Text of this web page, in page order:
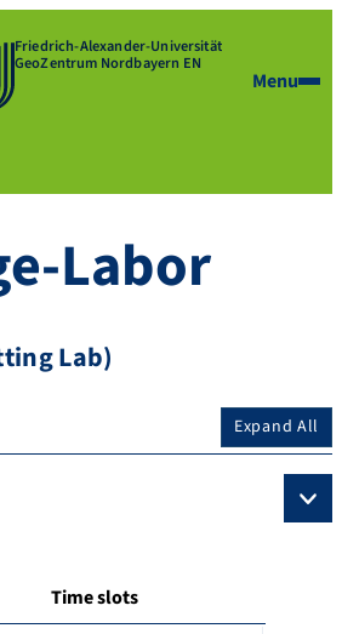
Friedrich-Alexander-Universität
GeoZentrum Nordbayern EN
Menu
Labor
Lab)
Expand All
Time slots